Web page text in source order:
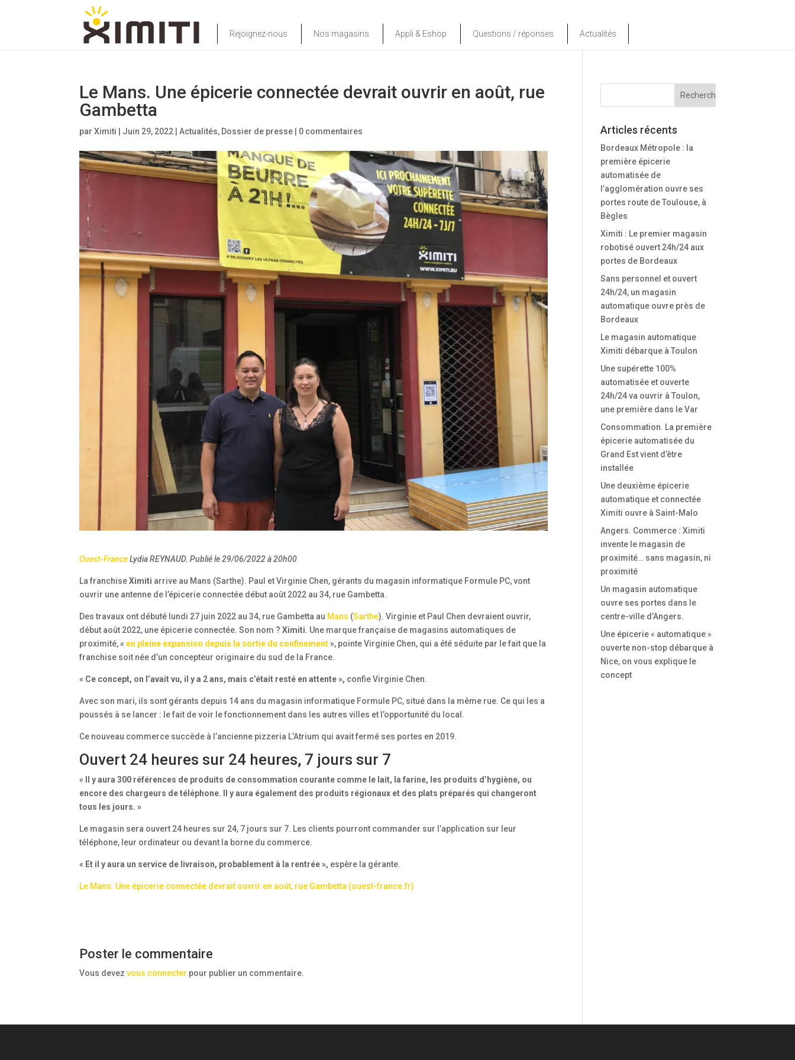
Rejoignez-nous Nos magasins Appli & Eshop Questions / réponses Actualités
Le Mans. Une épicerie connectée devrait ouvrir en août, rue
Gambetta
parXimiti Juin 29, 2022 |Actualités, Dossier de presse 0 commentaires
Ouest-FranceLydia REYNAUD. Publié le 29/06/2022 à 20h00
La franchiseXimiti arrive au Mans (Sarthe). Paul et Virginie Chen, gérants du magasin informatique Formule PC, vont
ouvrir une antenne de l’épicerie connectée début août 2022 au 34, rue Gambetta.
Des travaux ont débuté lundi 27 juin 2022 au 34, rue Gambetta au Mans (Sarthe). Virginie et Paul Chen devraient ouvrir,
début août 2022, une épicerie connectée. Son nom ?Ximiti. Une marque française de magasins automatiques de
proximité,« en pleine expansion depuis la sortie du confinement», pointe Virginie Chen, qui a été séduite par le fait que la
franchise soit née d’un concepteur originaire du sud de la France.
« Ce concept, on l’avait vu, il y a 2 ans, mais c’était resté en attente », confie Virginie Chen.
Avec son mari, ils sont gérants depuis 14 ans du magasin informatique Formule PC, situé dans la même rue. Ce qui les a
poussés à se lancer : le fait de voir le fonctionnement dans les autres villes et l’opportunité du local.
Ce nouveau commerce succède à l’ancienne pizzeria L’Atrium qui avait fermé ses portes en 2019.
Ouvert 24 heures sur 24 heures, 7 jours sur 7
« Il y aura 300 références de produits de consommation courante comme le lait, la farine, les produits d’hygiène, ou
encore des chargeurs de téléphone. Il y aura également des produits régionaux et des plats préparés qui changeront
tous les jours. »
Le magasin sera ouvert 24 heures sur 24, 7 jours sur 7. Les clients pourront commander sur l’application sur leur
téléphone, leur ordinateur ou devant la borne du commerce.
« Et il y aura un service de livraison, probablement à la rentrée », espère la gérante.
Le Mans. Une épicerie connectée devrait ouvrir en août, rue Gambetta (ouest-france.fr)
Poster le commentaire
Vous devezvous connecter pour publier un commentaire.
Articles récents
Bordeaux Métropole : la
première épicerie
automatisée de
l’agglomération ouvre ses
portes route de Toulouse, à
Bègles
Ximiti : Le premier magasin
robotisé ouvert 24h/24 aux
portes de Bordeaux
Sans personnel et ouvert
24h/24, un magasin
automatique ouvre près de
Bordeaux
Le magasin automatique
Ximiti débarque à Toulon
Une supérette 100%
automatisée et ouverte
24h/24 va ouvrir à Toulon,
une première dans le Var
Consommation. La première
épicerie automatisée du
Grand Est vient d’être
installée
Une deuxième épicerie
automatique et connectée
Ximiti ouvre à Saint-Malo
Angers. Commerce : Ximiti
invente le magasin de
proximité… sans magasin, ni
proximité
Un magasin automatique
ouvre ses portes dans le
centre-ville d’Angers.
Une épicerie « automatique »
ouverte non-stop débarque à
Nice, on vous explique le
concept